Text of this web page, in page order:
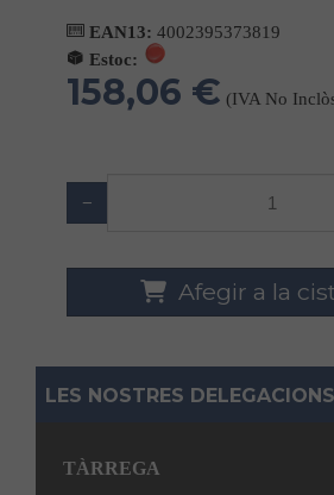
EAN13: 4002395373819
Estoc:
158,06 € (IVA No
−
Afegir a la
LES NOSTRES DELEGACIONS
TÀRREGA